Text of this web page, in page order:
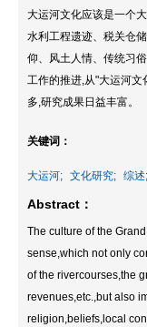
大运河文化应该是一个
水利工程遗迹、税关仓
仰、风土人情、传统习
工作的推进,从"大运河
多,研究成果日益丰富。
关键词：
大运河; 文化研究; 综述;
Abstract：
The culture of the
sense,which not only
of the rivercourses,the
revenues,etc.,but also
religion,beliefs,local